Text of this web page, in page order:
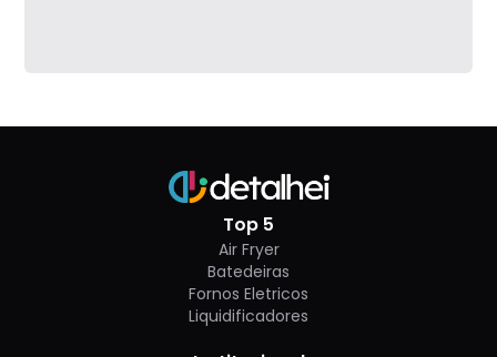
Top 5
Air Fryer
Batedeiras
Fornos Eletricos
Liquidificadores